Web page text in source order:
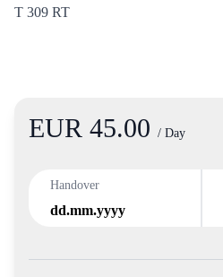
T 309 RT
Product
EUR 45.00 / Day
Handover
dd.mm.yyyy